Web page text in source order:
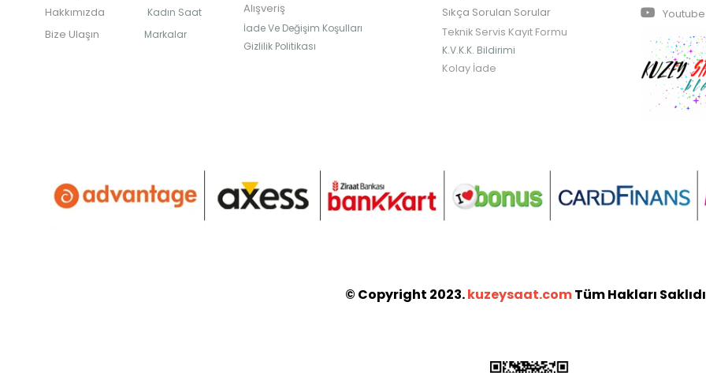
Hakkımızda Kadın Saat
Bize Ulaşın Markalar
Alışveriş
İade Ve Değişim Koşulları
Gizlilik Politikası
Sıkça Sorulan Sorular
Teknik Servis Kayıt Formu
K.V.K.K. Bildirimi
Kolay İade
Youtube
© Copyright 2023.kuzeysaat.comTüm Hakları